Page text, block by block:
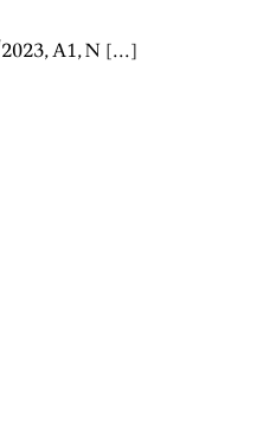
, A1, N [...]